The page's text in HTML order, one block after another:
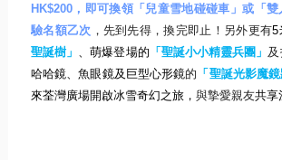
HK$200，即可換領「兒童雪地碰碰車」或「雙
驗名額乙次 ，先到先得，換完即止！另外更有5
聖誕樹」 、萌爆登場的 「聖誕小小精靈兵團」
哈哈鏡、魚眼鏡及巨型心形鏡的 「聖誕光影魔鏡
來荃灣廣場開啟冰雪奇幻之旅， 與摯愛親友共享